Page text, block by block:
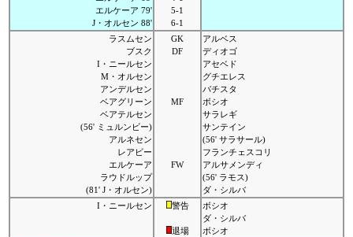
エルケーア 79'
J・オルセン 88'
5-1
6-1
ラスムセン
ブスク
I・ニールセン
M・オルセン
アンデルセン
ベアグリーン
ベアテルセン
(56' ミュルンビー)
アルネセン
レアビー
エルケーア
ラウドルップ
(81' J・オルセン)
GK
DF
MF
FW
アルベス
ディオゴ
アセベド
グチエレス
バチスタ
ボシオ
サラレギ
サンテイン
(56' サラサール)
フランチェスコリ
アルサメンディ
(56' ラモス)
ダ・シルバ
I・ニールセン
警告
退場
ボシオ
ダ・シルバ
ボシオ